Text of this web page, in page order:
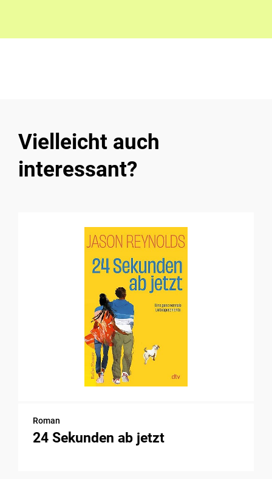
Vielleicht auch
interessant?
Roman
24 Sekunden ab jetzt